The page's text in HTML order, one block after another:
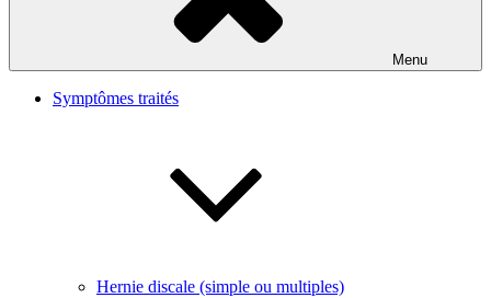
Menu
Symptômes traités
Hernie discale (simple ou multiples)